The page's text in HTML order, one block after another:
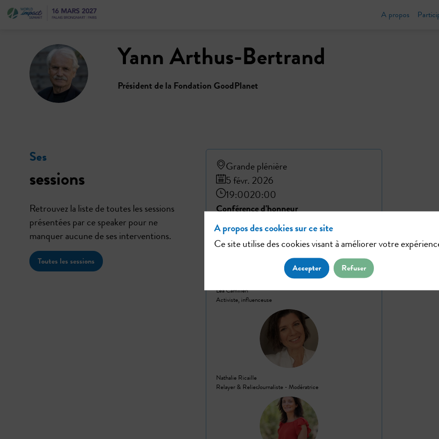
A propos
YA YannArthus-Bertrand
Président de la Fondation GoodPlanet
Ses
sessions
Retrouvez la liste de toutes les sessions
présentées par ce speaker pour ne
manquer aucune de ses interventions.
Toutes les sessions
Grande plénière
5 févr. 2026
19:0020:00
Conférence d'honneur
LC
LéaCamilleri
Activiste, influenceuse
NR
Nathalie Ricaille
Relayer & RelierJournaliste - Modératrice
LD
A propos des cookies sur ce site
Ce site utilise des cookies visant à améliorer votre
Accepter Refuser